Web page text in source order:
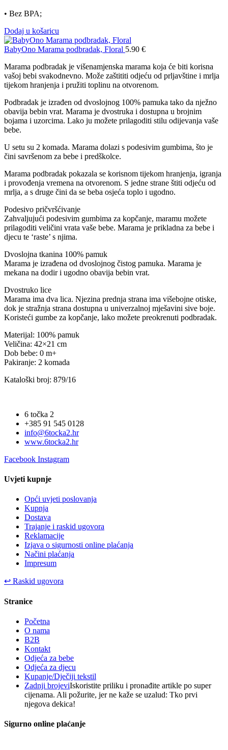
• Bez BPA;
Dodaj u košaricu
BabyOno Marama podbradak, Floral 5.90 €
Marama podbradak je višenamjenska marama koja će biti korisna
vašoj bebi svakodnevno. Može zaštititi odjeću od prljavštine i mrlja
tijekom hranjenja i pružiti toplinu na otvorenom.
Podbradak je izrađen od dvoslojnog 100% pamuka tako da nježno
obavija bebin vrat. Marama je dvostruka i dostupna u brojnim
bojama i uzorcima. Lako ju možete prilagoditi stilu odijevanja vaše
bebe.
U setu su 2 komada. Marama dolazi s podesivim gumbima, što je
čini savršenom za bebe i predškolce.
Marama podbradak pokazala se korisnom tijekom hranjenja, igranja
i provođenja vremena na otvorenom. S jedne strane štiti odjeću od
mrlja, a s druge čini da se beba osjeća toplo i ugodno.
Podesivo pričvršćivanje
Zahvaljujući podesivim gumbima za kopčanje, maramu možete
prilagoditi veličini vrata vaše bebe. Marama je prikladna za bebe i
djecu te ‘raste’ s njima.
Dvoslojna tkanina 100% pamuk
Marama je izrađena od dvoslojnog čistog pamuka. Marama je
mekana na dodir i ugodno obavija bebin vrat.
Dvostruko lice
Marama ima dva lica. Njezina prednja strana ima višebojne otiske,
dok je stražnja strana dostupna u univerzalnoj mješavini sive boje.
Koristeći gumbe za kopčanje, lako možete preokrenuti podbradak.
Materijal: 100% pamuk
Veličina: 42×21 cm
Dob bebe: 0 m+
Pakiranje: 2 komada
Kataloški broj: 879/16
6 točka 2
+385 91 545 0128
info@6tocka2.hr
www.6tocka2.hr
Facebook Instagram
Uvjeti kupnje
Opći uvjeti poslovanja
Kupnja
Dostava
Trajanje i raskid ugovora
Reklamacije
Izjava o sigurnosti online plaćanja
Načini plaćanja
Impresum
↩ Raskid ugovora
Stranice
Početna
O nama
B2B
Kontakt
Odjeća za bebe
Odjeća za djecu
Kupanje/Dječiji tekstil
Zadnji brojeviIskoristite priliku i pronađite artikle po super
cijenama. Ali požurite, jer ne kaže se uzalud: Tko prvi
njegova dekica!
Sigurno online plaćanje